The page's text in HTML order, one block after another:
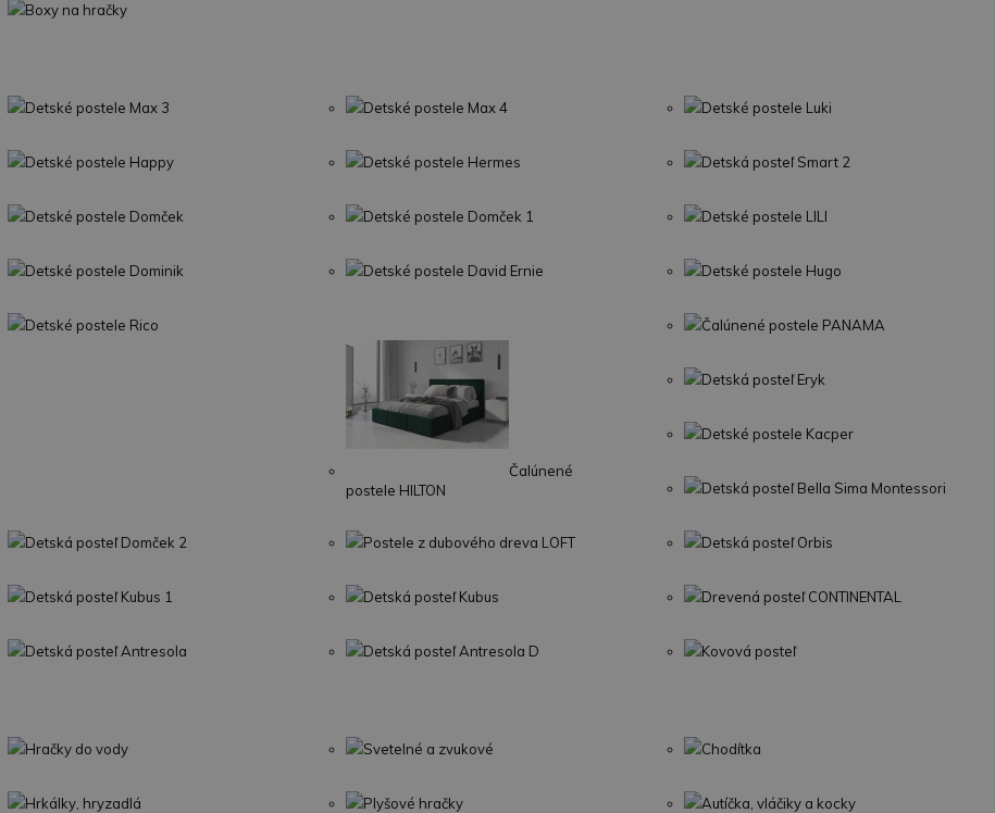
Boxy na hračky
Detské postele Max 3 Detské postele Max 4 Detské postele Luki
Detské postele Happy Detské postele Hermes Detská posteľ Smart 2
Detské postele Domček Detské postele Domček 1 Detské postele LILI
Detské postele Dominik Detské postele David Ernie Detské postele Hugo
Detské postele Rico
Čalúnené
postele HILTON
Čalúnené postele PANAMA
Detská posteľ Eryk
Detské postele Kacper
Detská posteľ Bella Sima Montessori
Detská posteľ Domček 2 Postele z dubového dreva LOFT Detská posteľ Orbis
Detská posteľ Kubus 1 Detská posteľ Kubus Drevená posteľ CONTINENTAL
Detská posteľ Antresola Detská posteľ Antresola D Kovová posteľ
Hračky do vody Svetelné a zvukové Chodítka
Hrkálky, hryzadlá Plyšové hračky Autíčka, vláčiky a kocky